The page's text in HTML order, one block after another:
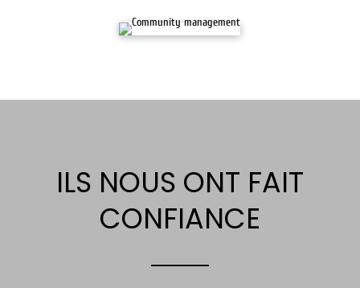
ILS NOUS ONT FAIT
CONFIANCE